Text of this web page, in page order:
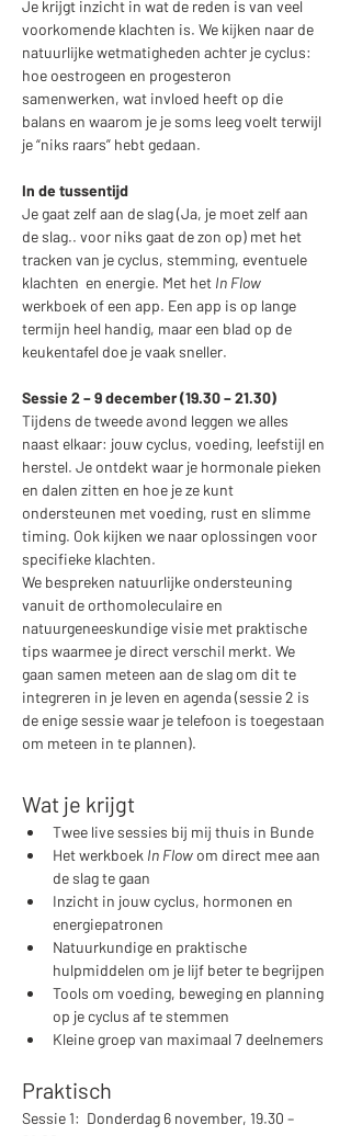
Je krijgt inzicht in wat de reden is van veel
voorkomende klachten is. We kijken naar de
natuurlijke wetmatigheden achter je cyclus:
hoe oestrogeen en progesteron
samenwerken, wat invloed heeft op die
balans en waarom je je soms leeg voelt terwijl
je “niks raars” hebt gedaan.
In de tussentijd
Je gaat zelf aan de slag (Ja, je moet zelf aan
de slag.. voor niks gaat de zon op) met het
tracken van je cyclus, stemming, eventuele
klachten  en energie. Met het In Flow
werkboek of een app. Een app is op lange
termijn heel handig, maar een blad op de
keukentafel doe je vaak sneller.
Sessie 2 – 9 december (19.30 – 21.30)
Tijdens de tweede avond leggen we alles
naast elkaar: jouw cyclus, voeding, leefstijl en
herstel. Je ontdekt waar je hormonale pieken
en dalen zitten en hoe je ze kunt
ondersteunen met voeding, rust en slimme
timing. Ook kijken we naar oplossingen voor
specifieke klachten.
We bespreken natuurlijke ondersteuning
vanuit de orthomoleculaire en
natuurgeneeskundige visie met praktische
tips waarmee je direct verschil merkt. We
gaan samen meteen aan de slag om dit te
integreren in je leven en agenda (sessie 2 is
de enige sessie waar je telefoon is toegestaan
om meteen in te plannen).
Wat je krijgt
Twee live sessies bij mij thuis in Bunde
Het werkboek In Flow om direct mee aan
de slag te gaan
Inzicht in jouw cyclus, hormonen en
energiepatronen
Natuurkundige en praktische
hulpmiddelen om je lijf beter te begrijpen
Tools om voeding, beweging en planning
op je cyclus af te stemmen
Kleine groep van maximaal 7 deelnemers
Praktisch
Sessie 1:  Donderdag 6 november, 19.30 –